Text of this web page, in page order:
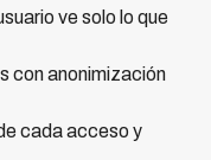
ve solo lo que
con anonimización
cada acceso y